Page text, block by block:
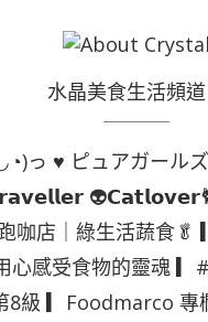
水晶美食生活頻
っ ♥ ピュアガール
咖店｜綠生活蔬食🥬
心感受食物的靈魂
8級 ▎Foodmarco 專